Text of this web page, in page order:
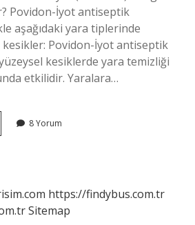
Povidon-İyot antiseptik
aşağıdaki yara tiplerinde
kesikler: Povidon-İyot antiseptik
kesiklerde yara temizliği
etkilidir. Yaralara…
8 Yorum
https://findybus.com.tr
Sitemap